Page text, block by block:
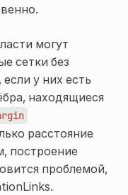
могут
сетки без
у них есть
находящиеся
расстояние
построение
проблемой,